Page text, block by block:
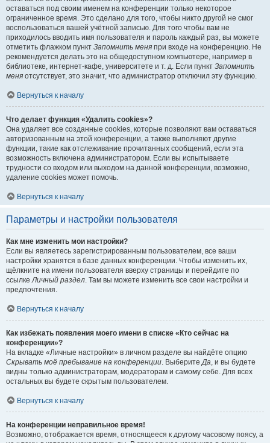
оставаться под своим именем на конференции только некоторое
ограниченное время. Это сделано для того, чтобы никто другой не смог
воспользоваться вашей учётной записью. Для того чтобы вам не
приходилось вводить имя пользователя и пароль каждый раз, вы можете
отметить флажком пункт Запомнить меня при входе на конференцию. Не
рекомендуется делать это на общедоступном компьютере, например в
библиотеке, интернет-кафе, университете и т. д. Если пункт Запомнить
меня отсутствует, это значит, что администратор отключил эту функцию.
Вернуться к началу
Что делает функция «Удалить cookies»?
Она удаляет все созданные cookies, которые позволяют вам оставаться
авторизованным на этой конференции, а также выполняют другие
функции, такие как отслеживание прочитанных сообщений, если эта
возможность включена администратором. Если вы испытываете
трудности со входом или выходом на данной конференции, возможно,
удаление cookies может помочь.
Вернуться к началу
Параметры и настройки пользователя
Как мне изменить мои настройки?
Если вы являетесь зарегистрированным пользователем, все ваши
настройки хранятся в базе данных конференции. Чтобы изменить их,
щёлкните на имени пользователя вверху страницы и перейдите по
ссылкеЛичный раздел. Там вы можете изменить все свои настройки и
предпочтения.
Вернуться к началу
Как избежать появления моего имени в списке «Кто сейчас на
конференции»?
На вкладке «Личные настройки» в личном разделе вы найдёте опцию
Скрывать моё пребывание на конференции. ВыберитеДа, и вы будете
видны только администраторам, модераторам и самому себе. Для всех
остальных вы будете скрытым пользователем.
Вернуться к началу
На конференции неправильное время!
Возможно, отображается время, относящееся к другому часовому поясу, а